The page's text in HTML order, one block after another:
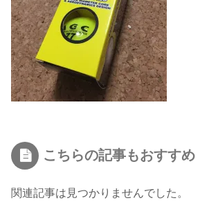
こちらの記事もおすすめ
関連記事は見つかりませんでした。